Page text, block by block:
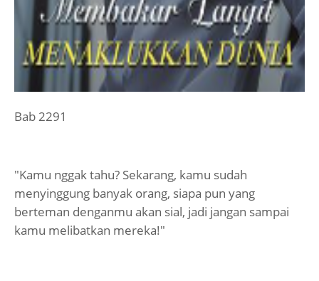
Bab 2291
"Kamu nggak tahu? Sekarang, kamu sudah
menyinggung banyak orang, siapa pun yang
berteman denganmu akan sial, jadi jangan sampai
kamu melibatkan mereka!"